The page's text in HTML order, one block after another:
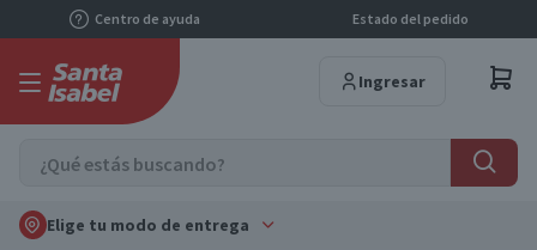
Centro de ayuda Estado del pedido
Ingresar
Elige tu modo de entrega